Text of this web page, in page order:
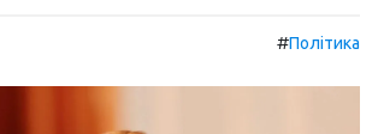
#Політика